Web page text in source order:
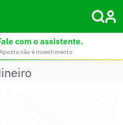
com o assistente.
não é investimento